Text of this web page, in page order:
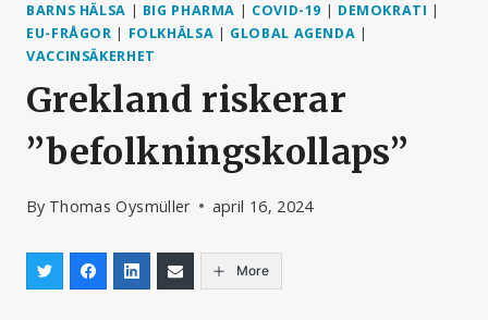
BARNS HÄLSA | BIG PHARMA | COVID-19 | DEMOKRATI |
EU-FRÅGOR | FOLKHÄLSA | GLOBAL AGENDA |
VACCINSÄKERHET
Grekland riskerar
”befolkningskollaps”
By Thomas Oysmüller april 16, 2024
More